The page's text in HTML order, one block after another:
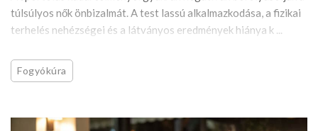
túlsúlyos nők önbizalmát. A test lassú alkalmazkodása, a fizikai
terhelés nehézségei és a látványos eredmények hiánya k ...
Fogyókúra